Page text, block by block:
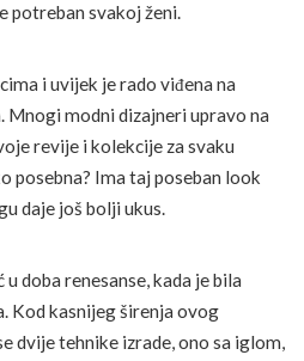
potreban svakoj ženi.
i uvijek je rado viđena na
modni dizajneri upravo na
revije i kolekcije za svaku
posebna? Ima taj poseban look
daje još bolji ukus.
doba renesanse, kada je bila
Kod kasnijeg širenja ovog
dvije tehnike izrade, ono sa iglom,